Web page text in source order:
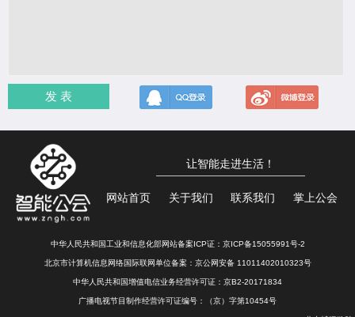
发 表
让智能走进生活！
网站首页 关于我们 联系我们 掌上公会
中华人民共和国工业和信息化部网站备案ICP证： 京ICP备15055991号-2
北京市计算机信息网络国际联网单位备案： 京公网安备 11011402010323号
中华人民共和国增值电信业务经营许可证：京B2-20171834
广播电视节目制作经营许可证编号：（京）字第10454号